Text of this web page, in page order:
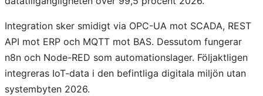
Integration sker smidigt via OPC-UA mot SCADA, REST
API mot ERP och MQTT mot BAS. Dessutom fungerar
n8n och Node-RED som automationslager. Följaktligen
integreras IoT-data i den befintliga digitala miljön utan
systembyten 2026.